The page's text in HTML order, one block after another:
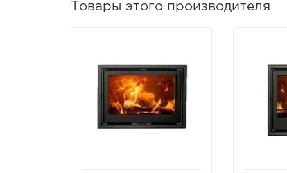
Товары этого производителя